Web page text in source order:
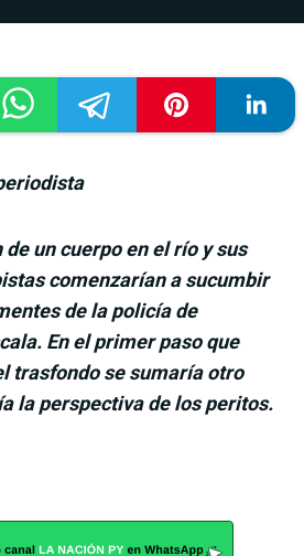
un cuerpo en el río y sus
comenzarían a sucumbir
de la policía de
En el primer paso que
trasfondo se sumaría otro
la perspectiva de los peritos.